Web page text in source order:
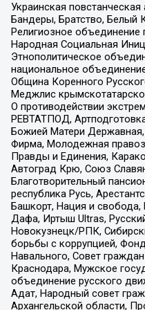
Украинская
Бандеры, Братство, Белый
Религиозное объединение
Народная Социальная
Этнополитическое
национальное
Община Коренного
Меджлис
О противодействии
РЕВТАТПОД,
Божией Матери
Фирма, Молодежная
Правды и Единения,
Автоград Крю, Союз
Благотворительный
республика Русь,
Башкорт, Нация и свобода,
Дафа, Иртыш Ultras,
Новокузнецк/РПК,
борьбы с коррупцией,
Навального, Совет
Краснодара, Мужское
объединение русского
Адат, Народный совет
Архангельской области,